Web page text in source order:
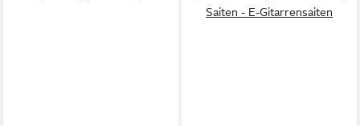
Saiten - E-Gitarrensaiten